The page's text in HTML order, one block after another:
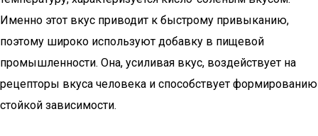
Именно этот вкус приводит к быстрому привыканию,
поэтому широко используют добавку в пищевой
промышленности. Она, усиливая вкус, воздействует на
рецепторы вкуса человека и способствует формированию
стойкой зависимости.